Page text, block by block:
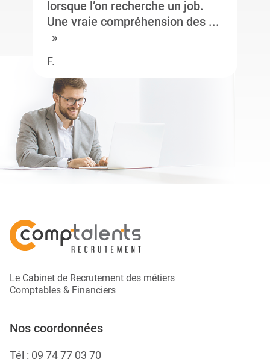
lorsque l’on recherche un job.
Une vraie compréhension des ...
F.
Le Cabinet de Recrutement des métiers
Comptables & Financiers
Nos coordonnées
Tél : 09 74 77 03 70